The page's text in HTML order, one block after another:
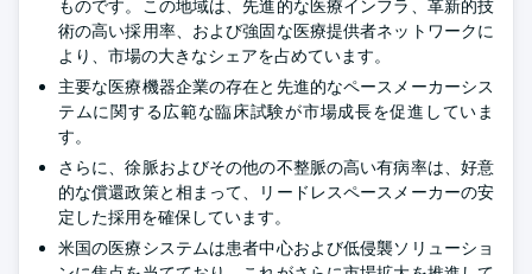
ものです。この地域は、先進的な医療インフラ、革新的技
術の高い採用率、および強固な医療提供者ネットワークに
より、市場の大きなシェアを占めています。
主要な医療機器企業の存在と先進的なペースメーカーシス
テムに関する広範な臨床試験が市場成長を促進していま
す。
さらに、徐脈およびその他の不整脈の高い有病率は、好意
的な償還政策と相まって、リードレスペースメーカーの安
定した採用を確保しています。
米国の医療システムは患者中心および低侵襲ソリューショ